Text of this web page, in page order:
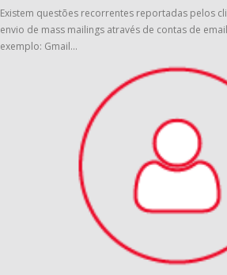
Existem questões recorrentes reportadas pelos
envio de mass mailings através de contas de
exemplo: Gmail...